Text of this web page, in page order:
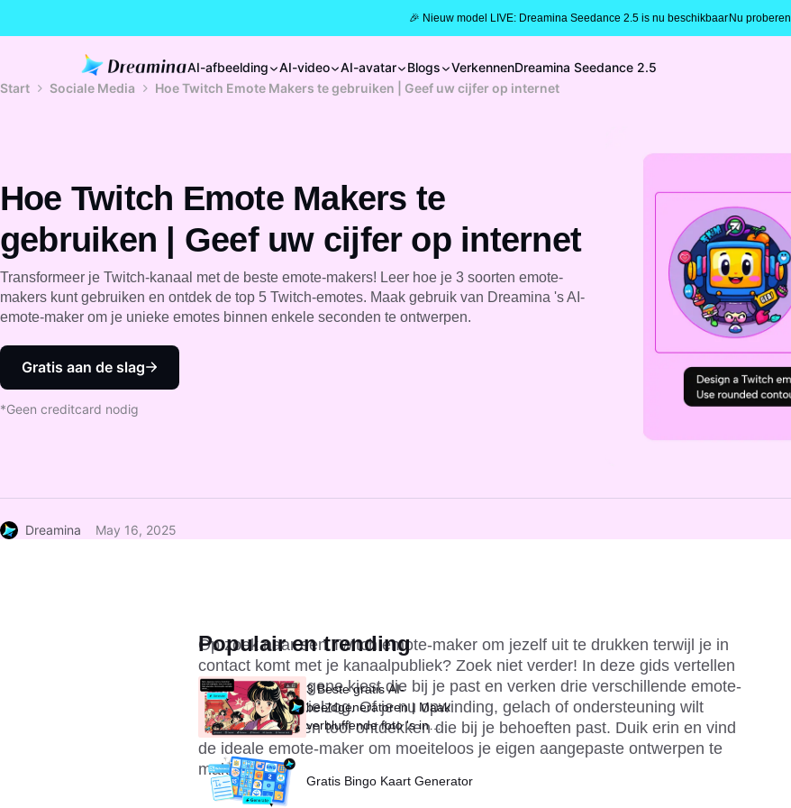
🎉 Nieuw model LIVE: Dreamina Seedance 2.5 is nu beschikbaarNu proberen
AI-afbeelding AI-video AI-avatar Blogs VerkennenDreamina Seedance 2.5
Start
Sociale Media Hoe Twitch Emote Makers te gebruiken | Geef uw cijfer op internet
Hoe Twitch Emote Makers te
gebruiken | Geef uw cijfer op internet
Transformeer je Twitch-kanaal met de beste emote-makers! Leer hoe je 3 soorten emote-
makers kunt gebruiken en ontdek de top 5 Twitch-emotes. Maak gebruik van Dreamina 's AI-
emote-maker om je unieke emotes binnen enkele seconden te ontwerpen.
Gratis aan de slag
*Geen creditcard nodig
Dreamina May 16, 2025
Op zoek naar een Twitch emote-maker om jezelf uit te drukken terwijl je in
contact komt met je kanaalpubliek? Zoek niet verder! In deze gids vertellen
we je hoe je degene kiest die bij je past en verken drie verschillende emote-
makers in het kielzog. Of je nu opwinding, gelach of ondersteuning wilt
delen, je zult een tool ontdekken die bij je behoeften past. Duik erin en vind
de ideale emote-maker om moeiteloos je eigen aangepaste ontwerpen te
maken!
Populair en trending
3 Beste gratis AI-
beeldgeneratoren | Maak
verbluffende foto 's in
seconden
Gratis Bingo Kaart Generator